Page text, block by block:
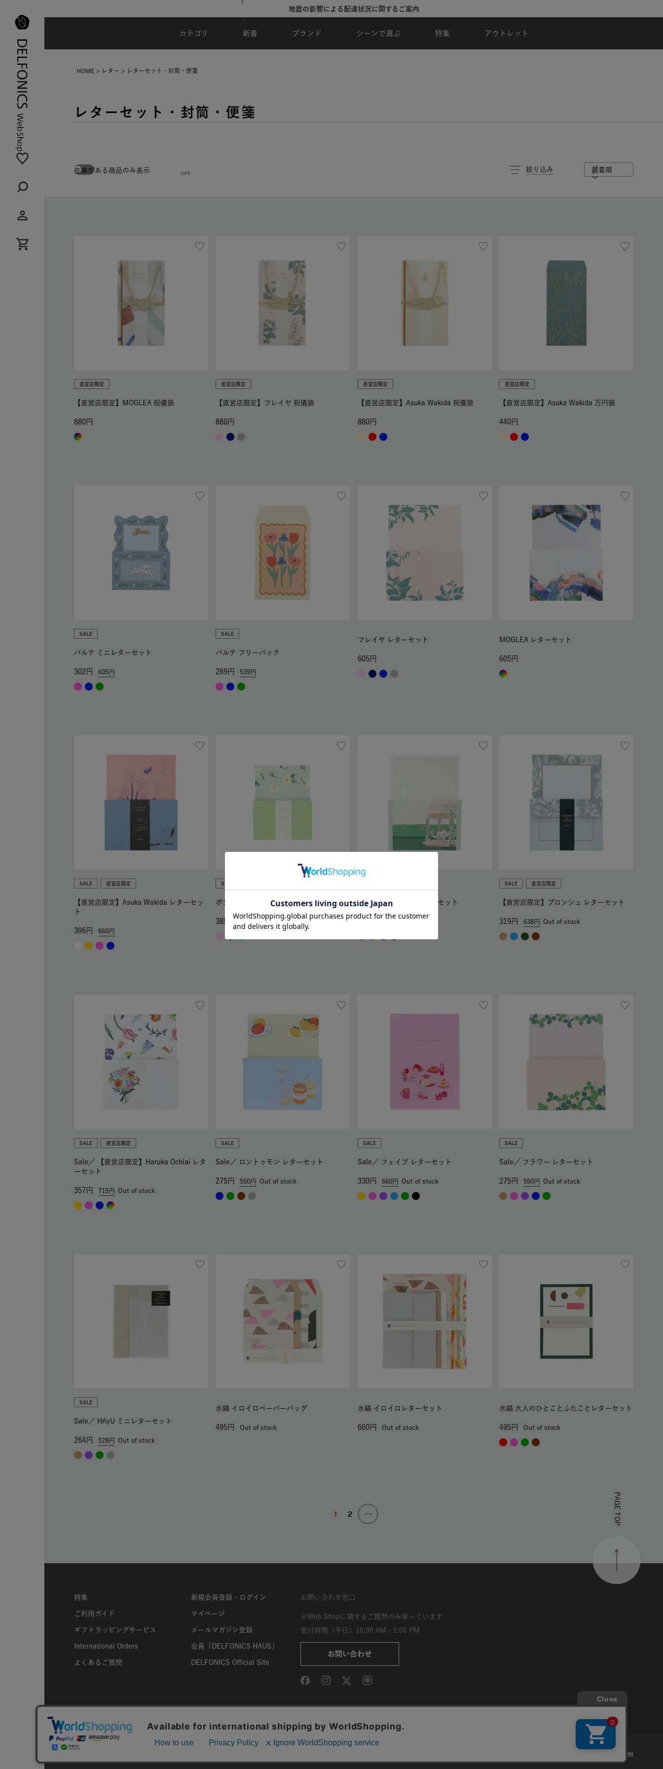
地震の影響による配達状況に関するご案内
カテゴリ 新着 ブランド シーンで選ぶ 特集 アウトレット
HOME レター レターセット・封筒・便箋
レターセット・封筒・便箋
在庫がある商品のみ表示 絞り込み 新着順
直営店限定
【直営店限定】MOGLEA 祝儀袋
880
直営店限定
【直営店限定】フレイヤ 祝儀袋
880
直営店限定
【直営店限定】Asuka Wakida 祝儀袋
880
直営店限定
【直営店限定】Asuka Wakida 万円袋
440
SALE
パルテ ミニレターセット
605
302
SALE
パルテ フリーパック
539
269
フレイヤ レターセット
605
MOGLEA レターセット
605
SALE 直営店限定
【直営店限定】Asuka Wakida レターセッ
ト
660
396
SALE
ポジー ミニレターセット
385 Out of stock
Sale／ マノワール レターセット
SALE 直営店限定
【直営店限定】ブロンシュ レターセット
638
319 Out of stock
SALE 直営店限定
Sale／
【直営店限定】Haruka Ochiai レタ
ーセット
715
357 Out of stock
SALE
Sale／ ロントゥモン レターセット
550
275 Out of stock
SALE
Sale／ フェイブ レターセット
660
330 Out of stock
SALE
Sale／ フラワー レターセット
550
275 Out of stock
SALE
Sale／ HAyU ミニレターセット
528
264 Out of stock
水縞 イロイロペーパーバッグ
495 Out of stock
水縞 イロイロレターセット
660 Out of stock
水縞 大人のひとことふたことレターセット
495 Out of stock
1 2 PAGE TOP
特集
ご利用ガイド
ギフトラッピングサービス
International Orders
よくあるご質問
新規会員登録・ログイン
マイページ
メールマガジン登録
会員「DELFONICS HAUS」
DELFONICS Official Site
お問い合わせ窓口
※Web Shopに関するご質問のみ承っています
受付時間（平日）10:00 AM - 5:00 PM
お問い合わせ
Copyright © DELFONICS 2026